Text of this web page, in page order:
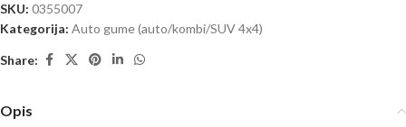
SKU: 0355007
Kategorija: Auto gume (auto/kombi/SUV 4x4)
Share:
Opis